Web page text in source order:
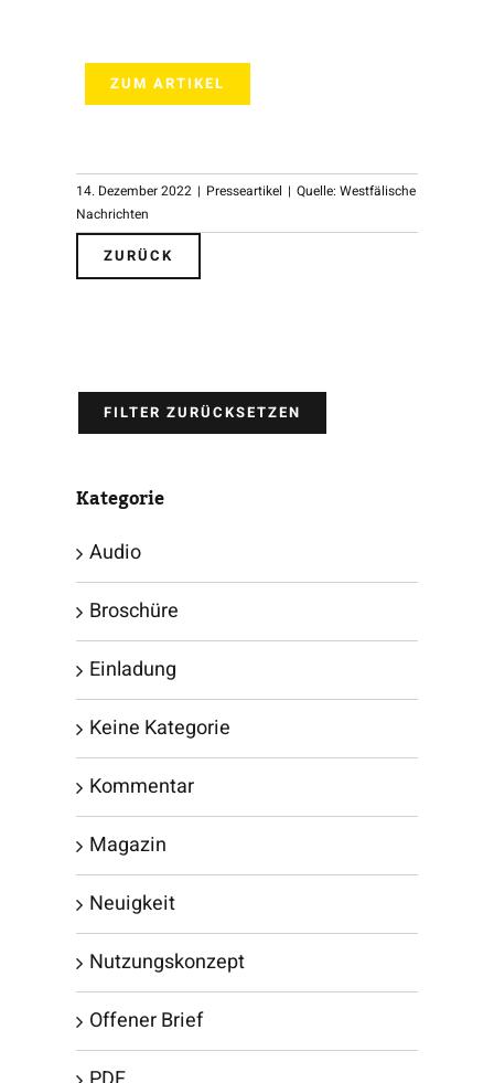
ZUM ARTIKEL
14. Dezember 2022 | Presseartikel | Quelle: Westfälische
Nachrichten
ZURÜCK
FILTER ZURÜCKSETZEN
Kategorie
Audio
Broschüre
Einladung
Keine Kategorie
Kommentar
Magazin
Neuigkeit
Nutzungskonzept
Offener Brief